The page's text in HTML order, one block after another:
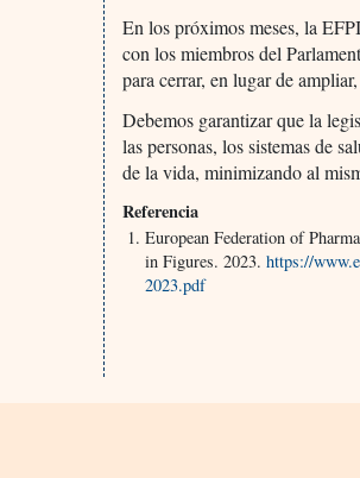
En los próximos meses, la
con los miembros del
para cerrar, en lugar de
Debemos garantizar que la
las personas, los sistemas de
de la vida, minimizando al
Referencia
European Federation of
in Figures. 2023.https://
2023.pdf